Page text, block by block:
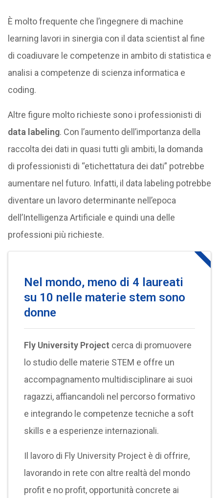
È molto frequente che l’ingegnere di machine
learning lavori in sinergia con il data scientist al fine
di coadiuvare le competenze in ambito di statistica e
analisi a competenze di scienza informatica e
coding.
Altre figure molto richieste sono i professionisti di
data labeling. Con l’aumento dell’importanza della
raccolta dei dati in quasi tutti gli ambiti, la domanda
di professionisti di “etichettatura dei dati” potrebbe
aumentare nel futuro. Infatti, il data labeling potrebbe
diventare un lavoro determinante nell’epoca
dell’Intelligenza Artificiale e quindi una delle
professioni più richieste.
Nel mondo, meno di 4 laureati
su 10 nelle materie stem sono
donne
Fly University Project cerca di promuovere
lo studio delle materie STEM e offre un
accompagnamento multidisciplinare ai suoi
ragazzi, affiancandoli nel percorso formativo
e integrando le competenze tecniche a soft
skills e a esperienze internazionali.
Il lavoro di Fly University Project è di offrire,
lavorando in rete con altre realtà del mondo
profit e no profit, opportunità concrete ai